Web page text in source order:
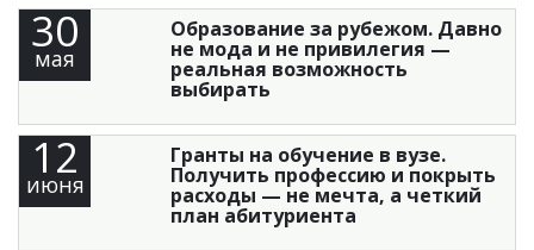
30
мая
Образование за рубежом. Давно
не мода и не привилегия —
реальная возможность
выбирать
12
июня
Гранты на обучение в вузе.
Получить профессию и покрыть
расходы — не мечта, а четкий
план абитуриента